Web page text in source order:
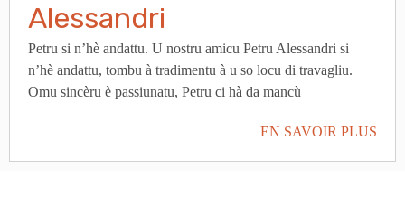
Alessandri
Petru si n’hè andattu. U nostru amicu Petru Alessandri si
n’hè andattu, tombu à tradimentu à u so locu di travagliu.
Omu sincèru è passiunatu, Petru ci hà da mancù
EN SAVOIR PLUS